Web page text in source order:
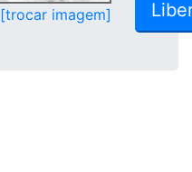
[trocar imagem]